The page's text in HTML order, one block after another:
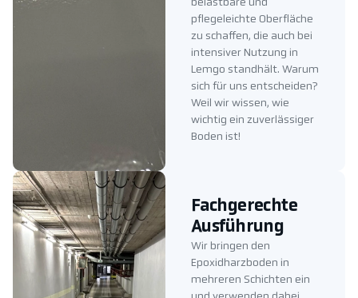
belastbare und
pflegeleichte Oberfläche
zu schaffen, die auch bei
intensiver Nutzung in
Lemgo standhält. Warum
sich für uns entscheiden?
Weil wir wissen, wie
wichtig ein zuverlässiger
Boden ist!
Fachgerechte
Ausführung
Wir bringen den
Epoxidharzboden in
mehreren Schichten ein